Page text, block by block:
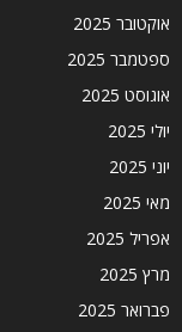
אוקטובר 2025
ספטמבר 2025
אוגוסט 2025
יולי 2025
יוני 2025
מאי 2025
אפריל 2025
מרץ 2025
פברואר 2025